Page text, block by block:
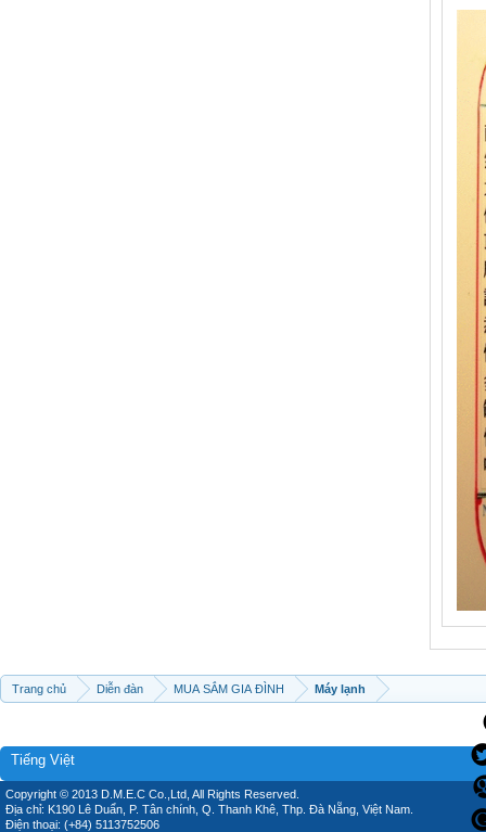
Trang chủ Diễn đàn MUA SẮM GIA ĐÌNH Máy lạnh
Tiếng Việt
Copyright © 2013 D.M.E.C Co.,Ltd, All Rights Reserved.
Địa chỉ: K190 Lê Duẩn, P. Tân chính, Q. Thanh Khê, Thp. Đà Nẵng, Việt Nam.
Điện thoại: (+84) 5113752506